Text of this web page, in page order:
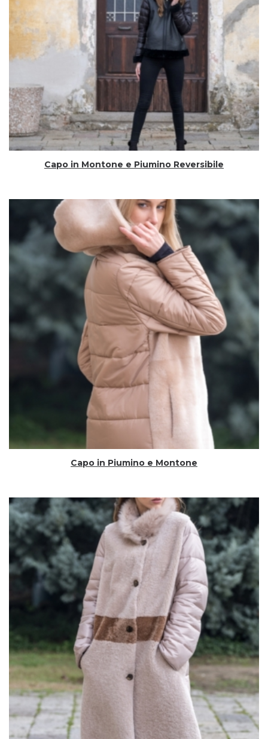
Capo in Montone e Piumino Reversibile
Capo in Piumino e Montone